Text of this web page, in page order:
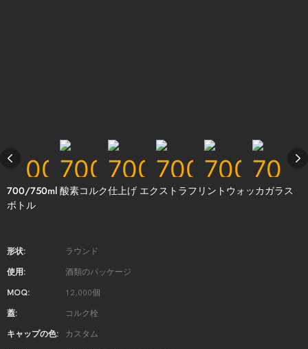
700/750ml 酸素コルク仕上げ エクストラフリントウォッカガラス
ボトル
形状: ラウンド
使用: 酒類のパッケージ
MOQ: 12,000個
蓋: コルク栓
キャップの色: カスタム